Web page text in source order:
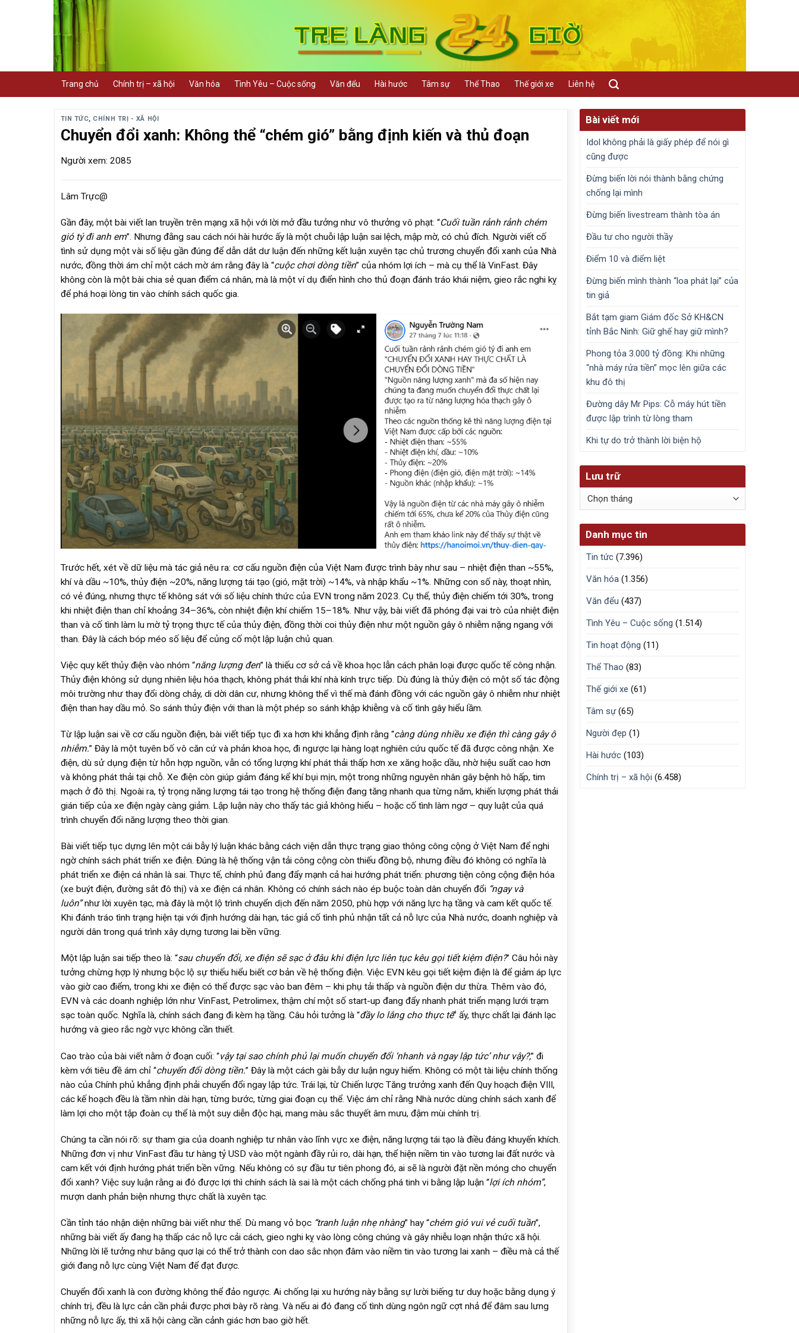
Trang chủ Chính trị – xã hội Văn hóa Tình Yêu – Cuộc sống Văn đểu Hài hước Tâm sự Thể Thao Thế giới xe Liên hệ
TIN TỨC, CHÍNH TRỊ - XÃ HỘI
Chuyển đổi xanh: Không thể “chém gió” bằng định kiến và thủ đoạn
Người xem: 2085
Lâm Trực@
Gần đây, một bài viết lan truyền trên mạng xã hội với lời mở đầu tưởng như vô thưởng vô phạt: “Cuối tuần rảnh rảnh chém
gió tý đi anh em”. Nhưng đằng sau cách nói hài hước ấy là một chuỗi lập luận sai lệch, mập mờ, có chủ đích. Người viết cố
tình sử dụng một vài số liệu gần đúng để dẫn dắt dư luận đến những kết luận xuyên tạc chủ trương chuyển đổi xanh của Nhà
nước, đồng thời ám chỉ một cách mờ ám rằng đây là “cuộc chơi dòng tiền” của nhóm lợi ích – mà cụ thể là VinFast. Đây
không còn là một bài chia sẻ quan điểm cá nhân, mà là một ví dụ điển hình cho thủ đoạn đánh tráo khái niệm, gieo rắc nghi kỵ
để phá hoại lòng tin vào chính sách quốc gia.
Trước hết, xét về dữ liệu mà tác giả nêu ra: cơ cấu nguồn điện của Việt Nam được trình bày như sau – nhiệt điện than ~55%,
khí và dầu ~10%, thủy điện ~20%, năng lượng tái tạo (gió, mặt trời) ~14%, và nhập khẩu ~1%. Những con số này, thoạt nhìn,
có vẻ đúng, nhưng thực tế không sát với số liệu chính thức của EVN trong năm 2023. Cụ thể, thủy điện chiếm tới 30%, trong
khi nhiệt điện than chỉ khoảng 34–36%, còn nhiệt điện khí chiếm 15–18%. Như vậy, bài viết đã phóng đại vai trò của nhiệt điện
than và cố tình làm lu mờ tỷ trọng thực tế của thủy điện, đồng thời coi thủy điện như một nguồn gây ô nhiễm nặng ngang với
than. Đây là cách bóp méo số liệu để củng cố một lập luận chủ quan.
Việc quy kết thủy điện vào nhóm “năng lượng đen” là thiếu cơ sở cả về khoa học lẫn cách phân loại được quốc tế công nhận.
Thủy điện không sử dụng nhiên liệu hóa thạch, không phát thải khí nhà kính trực tiếp. Dù đúng là thủy điện có một số tác động
môi trường như thay đổi dòng chảy, di dời dân cư, nhưng không thể vì thế mà đánh đồng với các nguồn gây ô nhiễm như nhiệt
điện than hay dầu mỏ. So sánh thủy điện với than là một phép so sánh khập khiễng và cố tình gây hiểu lầm.
Từ lập luận sai về cơ cấu nguồn điện, bài viết tiếp tục đi xa hơn khi khẳng định rằng “càng dùng nhiều xe điện thì càng gây ô
nhiễm.” Đây là một tuyên bố vô căn cứ và phản khoa học, đi ngược lại hàng loạt nghiên cứu quốc tế đã được công nhận. Xe
điện, dù sử dụng điện từ hỗn hợp nguồn, vẫn có tổng lượng khí phát thải thấp hơn xe xăng hoặc dầu, nhờ hiệu suất cao hơn
và không phát thải tại chỗ. Xe điện còn giúp giảm đáng kể khí bụi mịn, một trong những nguyên nhân gây bệnh hô hấp, tim
mạch ở đô thị. Ngoài ra, tỷ trọng năng lượng tái tạo trong hệ thống điện đang tăng nhanh qua từng năm, khiến lượng phát thải
gián tiếp của xe điện ngày càng giảm. Lập luận này cho thấy tác giả không hiểu – hoặc cố tình làm ngơ – quy luật của quá
trình chuyển đổi năng lượng theo thời gian.
Bài viết tiếp tục dựng lên một cái bẫy lý luận khác bằng cách viện dẫn thực trạng giao thông công cộng ở Việt Nam để nghi
ngờ chính sách phát triển xe điện. Đúng là hệ thống vận tải công cộng còn thiếu đồng bộ, nhưng điều đó không có nghĩa là
phát triển xe điện cá nhân là sai. Thực tế, chính phủ đang đẩy mạnh cả hai hướng phát triển: phương tiện công cộng điện hóa
(xe buýt điện, đường sắt đô thị) và xe điện cá nhân. Không có chính sách nào ép buộc toàn dân chuyển đổi “ngay và
luôn”như lời xuyên tạc, mà đây là một lộ trình chuyển dịch đến năm 2050, phù hợp với năng lực hạ tầng và cam kết quốc tế.
Khi đánh tráo tình trạng hiện tại với định hướng dài hạn, tác giả cố tình phủ nhận tất cả nỗ lực của Nhà nước, doanh nghiệp và
người dân trong quá trình xây dựng tương lai bền vững.
Một lập luận sai tiếp theo là: “sau chuyển đổi, xe điện sẽ sạc ở đâu khi điện lực liên tục kêu gọi tiết kiệm điện?” Câu hỏi này
tưởng chừng hợp lý nhưng bộc lộ sự thiếu hiểu biết cơ bản về hệ thống điện. Việc EVN kêu gọi tiết kiệm điện là để giảm áp lực
vào giờ cao điểm, trong khi xe điện có thể được sạc vào ban đêm – khi phụ tải thấp và nguồn điện dư thừa. Thêm vào đó,
EVN và các doanh nghiệp lớn như VinFast, Petrolimex, thậm chí một số start-up đang đẩy nhanh phát triển mạng lưới trạm
sạc toàn quốc. Nghĩa là, chính sách đang đi kèm hạ tầng. Câu hỏi tưởng là “đầy lo lắng cho thực tế” ấy, thực chất lại đánh lạc
hướng và gieo rắc ngờ vực không cần thiết.
Cao trào của bài viết nằm ở đoạn cuối: “vậy tại sao chính phủ lại muốn chuyển đổi ‘nhanh và ngay lập tức’ như vậy?,” đi
kèm với tiêu đề ám chỉ “chuyển đổi dòng tiền.” Đây là một cách gài bẫy dư luận nguy hiểm. Không có một tài liệu chính thống
nào của Chính phủ khẳng định phải chuyển đổi ngay lập tức. Trái lại, từ Chiến lược Tăng trưởng xanh đến Quy hoạch điện VIII,
các kế hoạch đều là tầm nhìn dài hạn, từng bước, từng giai đoạn cụ thể. Việc ám chỉ rằng Nhà nước dùng chính sách xanh để
làm lợi cho một tập đoàn cụ thể là một suy diễn độc hại, mang màu sắc thuyết âm mưu, đậm mùi chính trị.
Chúng ta cần nói rõ: sự tham gia của doanh nghiệp tư nhân vào lĩnh vực xe điện, năng lượng tái tạo là điều đáng khuyến khích.
Những đơn vị như VinFast đầu tư hàng tỷ USD vào một ngành đầy rủi ro, dài hạn, thể hiện niềm tin vào tương lai đất nước và
cam kết với định hướng phát triển bền vững. Nếu không có sự đầu tư tiên phong đó, ai sẽ là người đặt nền móng cho chuyển
đổi xanh? Việc suy luận rằng ai đó được lợi thì chính sách là sai là một cách chống phá tinh vi bằng lập luận “lợi ích nhóm”,
mượn danh phản biện nhưng thực chất là xuyên tạc.
Cần tỉnh táo nhận diện những bài viết như thế. Dù mang vỏ bọc “tranh luận nhẹ nhàng” hay “chém gió vui vẻ cuối tuần”,
những bài viết ấy đang hạ thấp các nỗ lực cải cách, gieo nghi kỵ vào lòng công chúng và gây nhiễu loạn nhận thức xã hội.
Những lời lẽ tưởng như bâng quơ lại có thể trở thành con dao sắc nhọn đâm vào niềm tin vào tương lai xanh – điều mà cả thế
giới đang nỗ lực cùng Việt Nam để đạt được.
Chuyển đổi xanh là con đường không thể đảo ngược. Ai chống lại xu hướng này bằng sự lười biếng tư duy hoặc bằng dụng ý
chính trị, đều là lực cản cần phải được phơi bày rõ ràng. Và nếu ai đó đang cố tình dùng ngôn ngữ cợt nhả để đâm sau lưng
những nỗ lực ấy, thì xã hội càng cần cảnh giác hơn bao giờ hết.
Bài viết mới
Idol không phải là giấy phép để nói gì
cũng được
Đừng biến lời nói thành bằng chứng
chống lại mình
Đừng biến livestream thành tòa án
Đầu tư cho người thầy
Điểm 10 và điểm liệt
Đừng biến mình thành “loa phát lại” của
tin giả
Bắt tạm giam Giám đốc Sở KH&CN
tỉnh Bắc Ninh: Giữ ghế hay giữ mình?
Phong tỏa 3.000 tỷ đồng: Khi những
“nhà máy rửa tiền” mọc lên giữa các
khu đô thị
Đường dây Mr Pips: Cỗ máy hút tiền
được lập trình từ lòng tham
Khi tự do trở thành lời biện hộ
Lưu trữ
Lưu
Danh mục tin
Tin tức (7.396)
Văn hóa (1.356)
Văn đểu (437)
Tình Yêu – Cuộc sống (1.514)
Tin hoạt động (11)
Thể Thao (83)
Thế giới xe (61)
Tâm sự(65)
Người đẹp (1)
Hài hước (103)
Chính trị – xã hội (6.458)